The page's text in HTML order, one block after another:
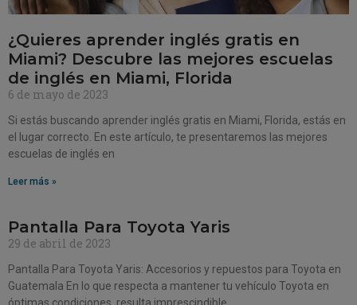
¿Quieres aprender inglés gratis en
Miami? Descubre las mejores escuelas
de inglés en Miami, Florida
6 de mayo de 2023
Si estás buscando aprender inglés gratis en Miami, Florida, estás en
el lugar correcto. En este artículo, te presentaremos las mejores
escuelas de inglés en
Leer más »
Pantalla Para Toyota Yaris
29 de abril de 2023
Pantalla Para Toyota Yaris: Accesorios y repuestos para Toyota en
Guatemala En lo que respecta a mantener tu vehículo Toyota en